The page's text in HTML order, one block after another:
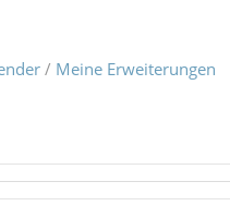
/ Meine Erweiterungen